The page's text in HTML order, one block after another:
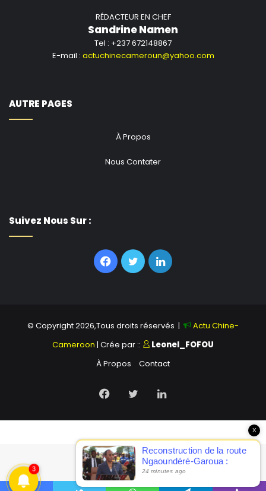
RÉDACTEUR EN CHEF
Sandrine Namen
Tel : +237 672148867
E-mail : actuchinecameroun@yahoo.com
AUTRE PAGES
À Propos
Nous Contater
Suivez Nous Sur :
Facebook
TwitterLinkedin
© Copyright 2026,Tous droits réservés |
Actu Chine-
Cameroon | Crée par ::
Leonel_FOFOU
À Propos
Contact
Facebook
TwitterLinkedin
3
X
Reconstruction de la route
Ngaoundéré-Garoua :
Nganou Djoumessi presse
24 minutes ago